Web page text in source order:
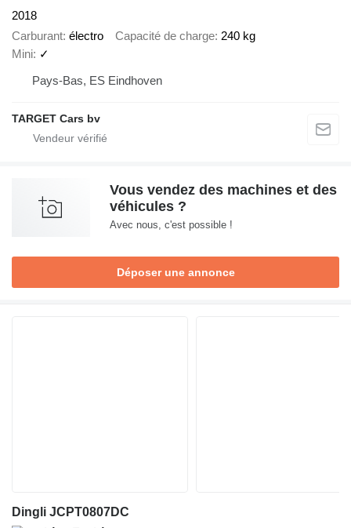
2018
Carburant électro Capacité de charge 240 kg
Mini ✓
Pays-Bas, ES Eindhoven
TARGET Cars bv
Vous vendez des machines et des
véhicules ?
Avec nous, c'est possible !
Déposer une annonce
Dingli JCPT0807DC